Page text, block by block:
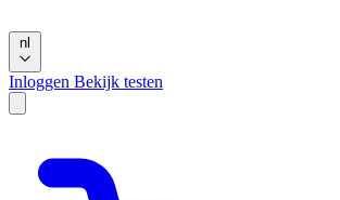
nl
Inloggen Bekijk testen